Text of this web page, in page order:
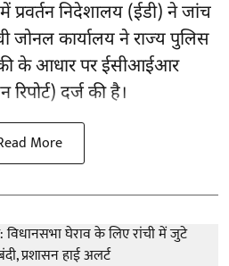
निदेशालय (ईडी) ने जांच
जोनल कार्यालय ने राज्य पुलिस
के आधार पर ईसीआईआर
दर्ज की है।
More